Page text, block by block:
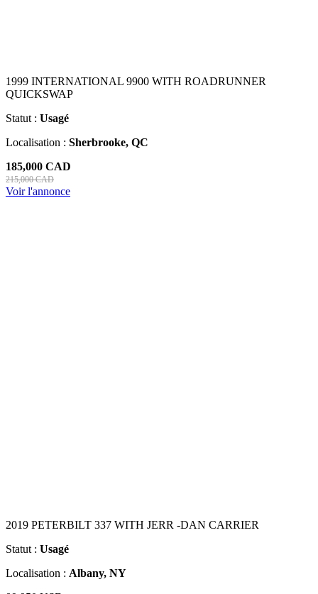
1999 INTERNATIONAL 9900 WITH ROADRUNNER
QUICKSWAP
Statut : Usagé
Localisation : Sherbrooke, QC
185,000 CAD
215,000 CAD
Voir l'annonce
2019 PETERBILT 337 WITH JERR -DAN CARRIER
Statut : Usagé
Localisation : Albany, NY